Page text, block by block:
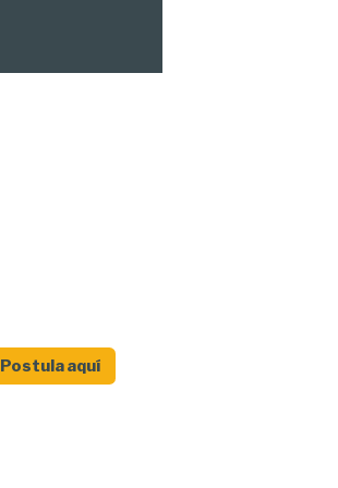
Postula aquí